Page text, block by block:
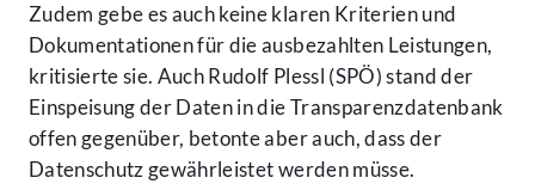
Zudem gebe es auch keine klaren Kriterien und
Dokumentationen für die ausbezahlten Leistungen,
kritisierte sie. Auch Rudolf Plessl (SPÖ) stand der
Einspeisung der Daten in die Transparenzdatenbank
offen gegenüber, betonte aber auch, dass der
Datenschutz gewährleistet werden müsse.